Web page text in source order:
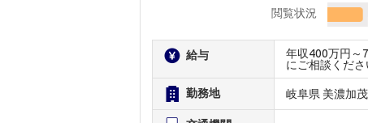
閲覧状況
給与
年収400万円～
にご相談くださ
勤務地 岐阜県 美濃加